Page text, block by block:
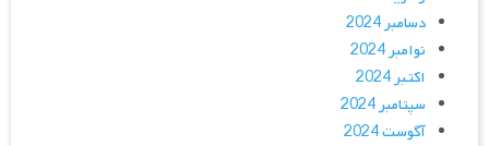
دسامبر 2024
نوامبر 2024
اکتبر 2024
سپتامبر 2024
آگوست 2024